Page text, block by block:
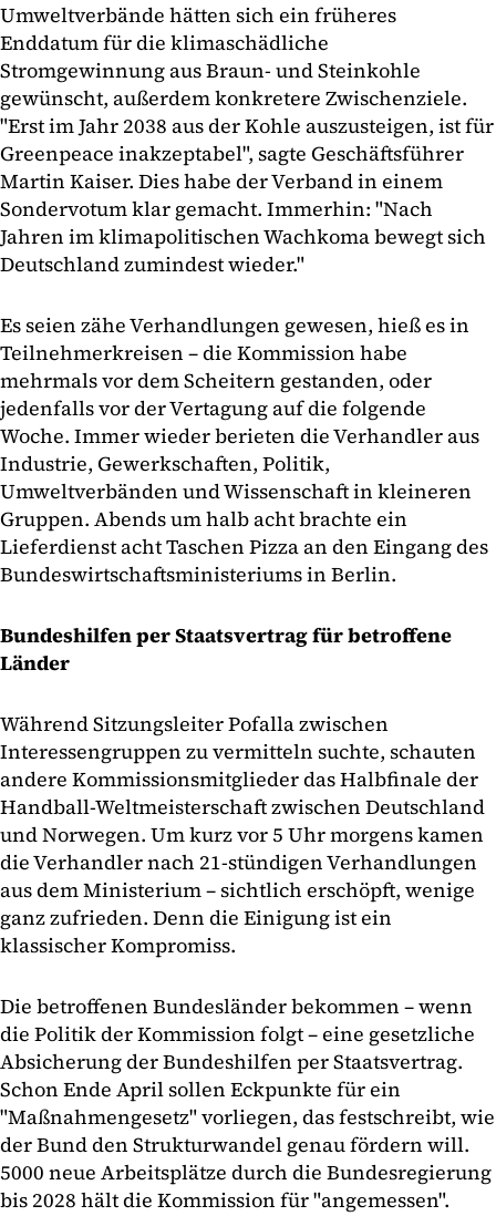
Umweltverbände hätten sich ein früheres
Enddatum für die klimaschädliche
Stromgewinnung aus Braun- und Steinkohle
gewünscht, außerdem konkretere Zwischenziele.
"Erst im Jahr 2038 aus der Kohle auszusteigen, ist für
Greenpeace inakzeptabel", sagte Geschäftsführer
Martin Kaiser. Dies habe der Verband in einem
Sondervotum klar gemacht. Immerhin: "Nach
Jahren im klimapolitischen Wachkoma bewegt sich
Deutschland zumindest wieder."
Es seien zähe Verhandlungen gewesen, hieß es in
Teilnehmerkreisen – die Kommission habe
mehrmals vor dem Scheitern gestanden, oder
jedenfalls vor der Vertagung auf die folgende
Woche. Immer wieder berieten die Verhandler aus
Industrie, Gewerkschaften, Politik,
Umweltverbänden und Wissenschaft in kleineren
Gruppen. Abends um halb acht brachte ein
Lieferdienst acht Taschen Pizza an den Eingang des
Bundeswirtschaftsministeriums in Berlin.
Bundeshilfen per Staatsvertrag für betroffene
Länder
Während Sitzungsleiter Pofalla zwischen
Interessengruppen zu vermitteln suchte, schauten
andere Kommissionsmitglieder das Halbfinale der
Handball-Weltmeisterschaft zwischen Deutschland
und Norwegen. Um kurz vor 5 Uhr morgens kamen
die Verhandler nach 21-stündigen Verhandlungen
aus dem Ministerium – sichtlich erschöpft, wenige
ganz zufrieden. Denn die Einigung ist ein
klassischer Kompromiss.
Die betroffenen Bundesländer bekommen – wenn
die Politik der Kommission folgt – eine gesetzliche
Absicherung der Bundeshilfen per Staatsvertrag.
Schon Ende April sollen Eckpunkte für ein
"Maßnahmengesetz" vorliegen, das festschreibt, wie
der Bund den Strukturwandel genau fördern will.
5000 neue Arbeitsplätze durch die Bundesregierung
bis 2028 hält die Kommission für "angemessen".